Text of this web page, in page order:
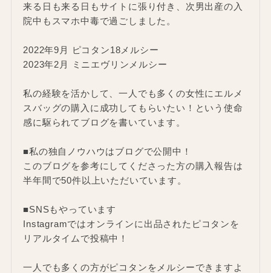
来る日も来る日もサイトに張り付き、次男出産の入
院中もスマホ中毒で過ごしました。
2022年9月 ピコタン18メルシー
2023年2月 ミニエヴリンメルシー
私の経験を活かして、一人でも多くの女性にエルメ
スバッグの購入に成功してもらいたい！という使命
感に駆られてブログを書いています。
■私の独自ノウハウはブログで公開中！
このブログを参考にしてくださった方の購入報告は
半年間で50件以上いただいています。
■SNSもやっています
Instagramではオンラインに出品されたピコタンを
リアルタイムで投稿中！
一人でも多くの方がピコタンをメルシーできますよ